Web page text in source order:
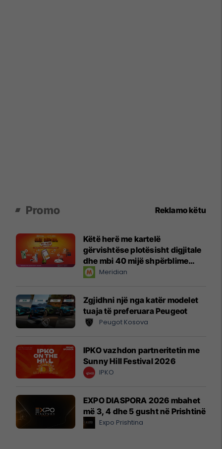
Promo Reklamo këtu
Këtë herë me kartelë
gërvishtëse plotësisht digjitale
dhe mbi 40 mijë shpërblime
instant!Meridian
Zgjidhni një nga katër modelet
tuaja të preferuara Peugeot
Peugot Kosova
IPKO vazhdon partneritetin me
Sunny Hill Festival 2026
IPKO
EXPO DIASPORA 2026 mbahet
më 3, 4 dhe 5 gusht në Prishtinë
Expo Prishtina